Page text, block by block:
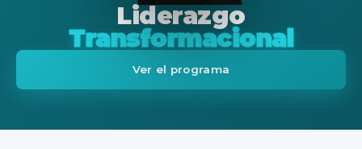
Liderazgo
Transformacional
Ver el programa